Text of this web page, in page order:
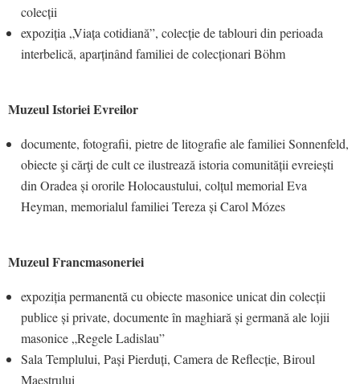
colecții
expoziția „Viața cotidiană”, colecție de tablouri din perioada
interbelică, aparținând familiei de colecționari Böhm
Muzeul Istoriei Evreilor
documente, fotografii, pietre de litografie ale familiei Sonnenfeld,
obiecte şi cărţi de cult ce ilustrează istoria comunității evreiești
din Oradea și ororile Holocaustului, colțul memorial Eva
Heyman, memorialul familiei Tereza și Carol Mózes
Muzeul Francmasoneriei
expoziția permanentă cu obiecte masonice unicat din colecții
publice și private, documente în maghiară și germană ale lojii
masonice „Regele Ladislau”
Sala Templului, Pași Pierduți, Camera de Reflecție, Biroul
Maestrului